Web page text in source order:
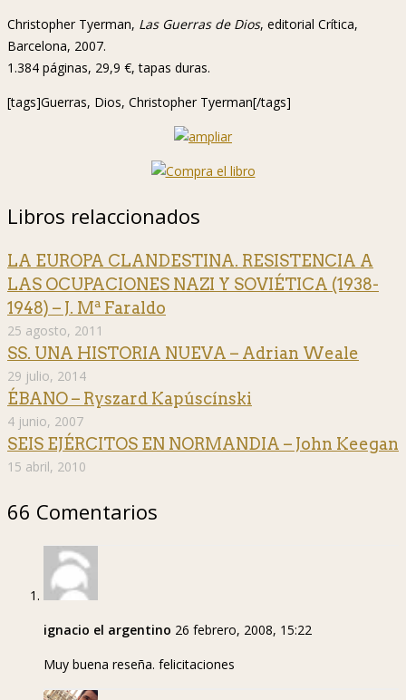
Christopher Tyerman, Las Guerras de Dios, editorial Crítica,
Barcelona, 2007.
1.384 páginas, 29,9 €, tapas duras.
[tags]Guerras, Dios, Christopher Tyerman[/tags]
Libros relaccionados
LA EUROPA CLANDESTINA. RESISTENCIA A
LAS OCUPACIONES NAZI Y SOVIÉTICA (1938-
1948) – J. Mª Faraldo
25 agosto, 2011
SS. UNA HISTORIA NUEVA – Adrian Weale
29 julio, 2014
ÉBANO – Ryszard Kapúscínski
4 junio, 2007
SEIS EJÉRCITOS EN NORMANDIA – John Keegan
15 abril, 2010
66 Comentarios
ignacio el argentino 26 febrero, 2008, 15:22
Muy buena reseña. felicitaciones